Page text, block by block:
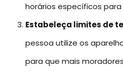
horários específicos para
Estabeleça limites de
pessoa utilize os
para que mais